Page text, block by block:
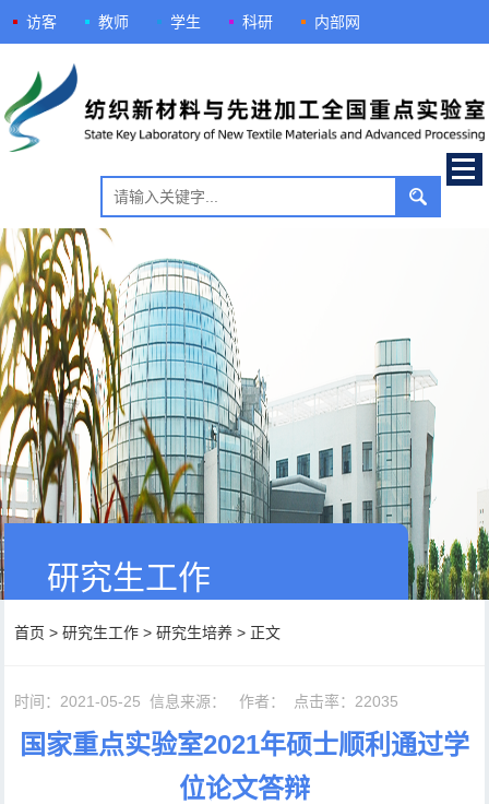
访客 教师 学生 科研 内部网
研究生工作
首页 >研究生工作 >研究生培养 > 正文
时间：2021-05-25 信息来源： 作者： 点击率： 22035
国家重点实验室2021年硕士顺利通过学
位论文答辩